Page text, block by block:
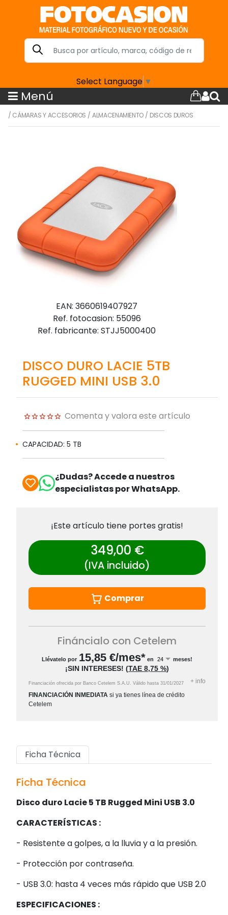
Select Language ▼
Menú
/ CÁMARAS Y ACCESORIOS /ALMACENAMIENTO / DISCOS DUROS
EAN: 3660619407927
Ref. fotocasion: 55096
Ref. fabricante: STJJ5000400
DISCO DURO LACIE 5TB
RUGGED MINI USB 3.0
Comenta y valora este artículo
CAPACIDAD: 5 TB
¿Dudas? Accede a nuestros
especialistas por WhatsApp.
¡Este artículo tiene portes gratis!
349,00 €
(IVA incluido)
Comprar
Fináncialo con Cetelem
Llévatelo por 15,85 €/mes* en meses!
¡SIN INTERESES! (TAE 8,75 %)
Financiación ofrecida por Banco Cetelem S.A.U. Válido hasta 31/01/2027 + info
FINANCIACIÓN INMEDIATA si ya tienes línea de crédito
Cetelem
Ficha Técnica
Ficha Técnica
Disco duro Lacie 5 TB Rugged Mini USB 3.0
CARACTERÍSTICAS :
- Resistente a golpes, a la lluvia y a la presión.
- Protección por contraseña.
- USB 3.0: hasta 4 veces más rápido que USB 2.0
ESPECIFICACIONES :